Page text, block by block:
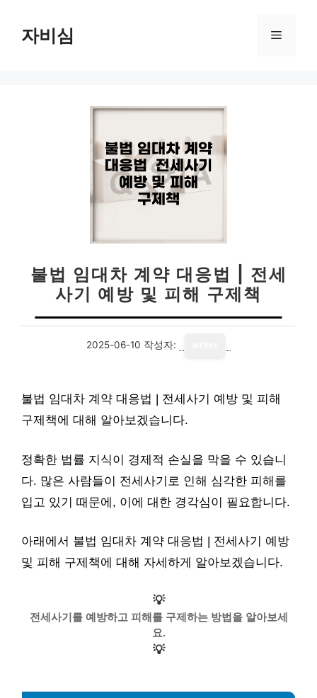
자비심 메
불법 임대차 계약 대응법 | 전세
사기 예방 및 피해 구제책
2025-06-10 작성자:
불법 임대차 계약 대응법 | 전세사기 예방 및 피해
구제책에 대해 알아보겠습니다.
정확한 법률 지식이 경제적 손실을 막을 수 있습니
다. 많은 사람들이 전세사기로 인해 심각한 피해를
입고 있기 때문에, 이에 대한 경각심이 필요합니다.
아래에서 불법 임대차 계약 대응법 | 전세사기 예방
및 피해 구제책에 대해 자세하게 알아보겠습니다.
💡
전세사기를 예방하고 피해를 구제하는 방법을 알아보세
요.
💡